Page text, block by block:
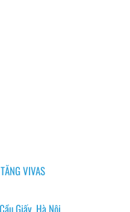
VIVAS
Giấy, Hà Nội